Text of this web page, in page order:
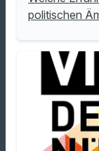
politischen